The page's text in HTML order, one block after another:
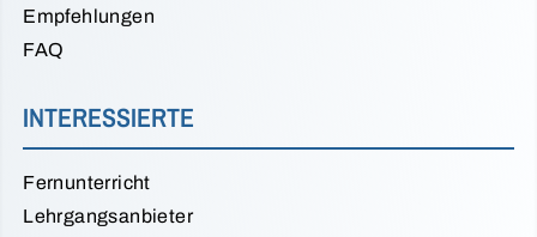
Empfehlungen
FAQ
INTERESSIERTE
Fernunterricht
Lehrgangsanbieter